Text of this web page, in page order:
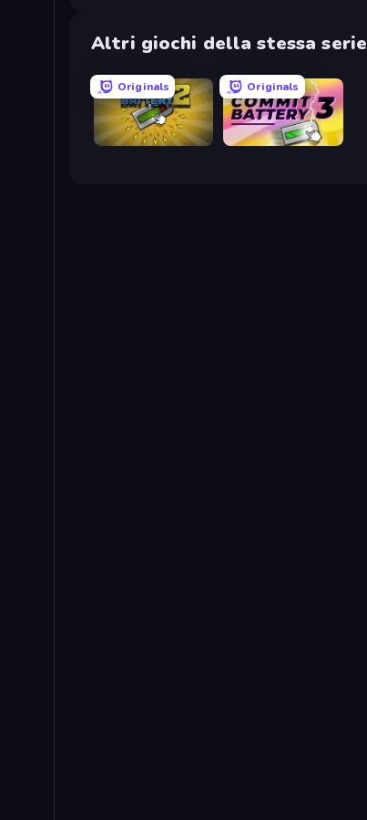
Altri giochi della stessa serie
Originals
Commit Battery 2
Originals
Commit Battery 3